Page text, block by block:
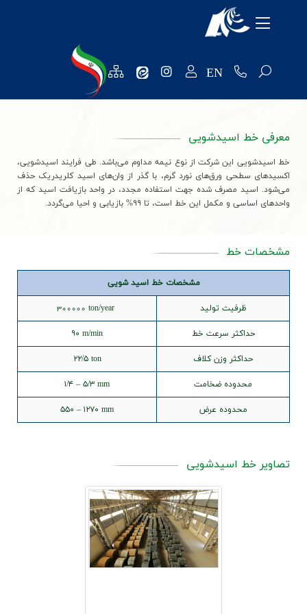
EN
فروش و مشتریان
واحد مالی
معرفی خط اسیدشویی
خط اسیدشویی این شرکت از نوع نیمه مداوم می‌باشد. طی فرایند اسیدشویی،
اکسیدهای سطحی ورق‌های نورد گرم، با گذر از وان‌های اسید کلریدریک حذف
می‌شود. اسید مصرف شده جهت استفاده مجدد، در واحد بازیافت اسید که از
واحدهای اساسی و مکمل این خط است، تا ۹۹% بازیابی و احیا می‌گردد.
مشخصات خط
مشخصات خط اسید شویی
ظرفیت تولید 300000 ton/year
حداکثر سرعت خط ۹۰ m/min
حداکثر وزن کلاف ۲۲/۵ ton
محدوده ضخامت ۱/۴ – ۵/۳ mm
محدوده عرض ۵۵۰ – ۱۲۷۰ mm
تصاویر خط اسیدشویی